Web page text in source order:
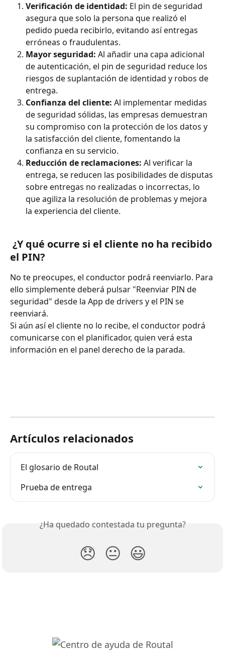
Verificación de identidad: El pin de seguridad
asegura que solo la persona que realizó el
pedido pueda recibirlo, evitando así entregas
erróneas o fraudulentas.
Mayor seguridad: Al añadir una capa adicional
de autenticación, el pin de seguridad reduce los
riesgos de suplantación de identidad y robos de
entrega.
Confianza del cliente: Al implementar medidas
de seguridad sólidas, las empresas demuestran
su compromiso con la protección de los datos y
la satisfacción del cliente, fomentando la
confianza en su servicio.
Reducción de reclamaciones: Al verificar la
entrega, se reducen las posibilidades de disputas
sobre entregas no realizadas o incorrectas, lo
que agiliza la resolución de problemas y mejora
la experiencia del cliente.
el PIN?
No te preocupes, el conductor podrá reenviarlo. Para
ello simplemente deberá pulsar "Reenviar PIN de
seguridad" desde la App de drivers y el PIN se
reenviará.
Si aún así el cliente no lo recibe, el conductor podrá
comunicarse con el planificador, quien verá esta
información en el panel derecho de la parada.
Artículos relacionados
El glosario de Routal
Prueba de entrega
¿Ha quedado contestada tu pregunta?
😞 😐 😃